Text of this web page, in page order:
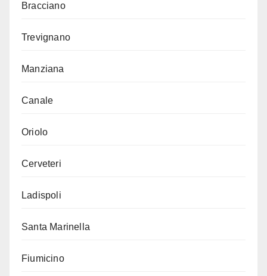
Bracciano
Trevignano
Manziana
Canale
Oriolo
Cerveteri
Ladispoli
Santa Marinella
Fiumicino